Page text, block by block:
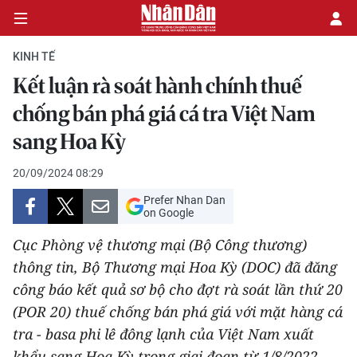
CHÍNH TRỊ
KINH TẾ
VĂN HÓA
XÃ HỘI
PHÁP LUẬT
DU LỊCH
THẾ GIỚI
KINH TẾ
Kết luận rà soát hành chính thuế
chống bán phá giá cá tra Việt Nam
sang Hoa Kỳ
20/09/2024 08:29
Prefer Nhan Dan
on Google
Cục Phòng vệ thương mại (Bộ Công thương)
thông tin, Bộ Thương mại Hoa Kỳ (DOC) đã đăng
công báo kết quả sơ bộ cho đợt rà soát lần thứ 20
(POR 20) thuế chống bán phá giá với mặt hàng cá
tra - basa phi lê đông lạnh của Việt Nam xuất